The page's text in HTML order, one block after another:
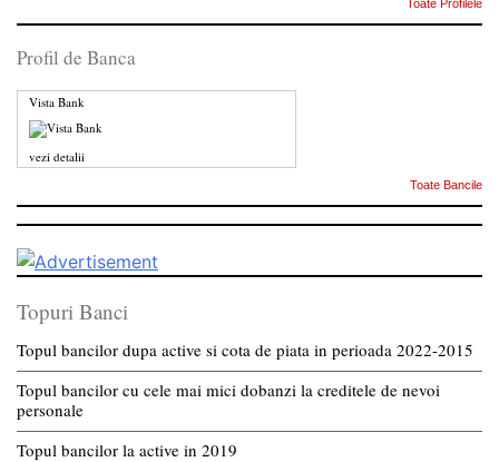
Toate Profilele
Profil de Banca
Vista Bank
vezi detalii
Toate Bancile
Topuri Banci
Topul bancilor dupa active si cota de piata in perioada 2022-2015
Topul bancilor cu cele mai mici dobanzi la creditele de nevoi
personale
Topul bancilor la active in 2019